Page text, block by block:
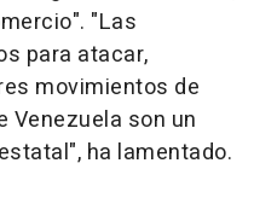
"Las
para atacar,
movimientos de
Venezuela son un
ha lamentado.